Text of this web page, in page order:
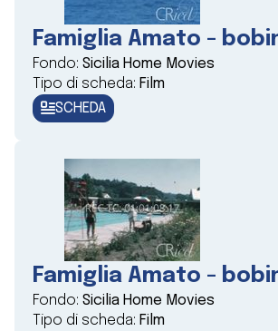
Famiglia Amato -
Fondo: Sicilia Home Movies
Tipo di scheda: Film
SCHEDA
Famiglia Amato -
Fondo: Sicilia Home Movies
Tipo di scheda: Film